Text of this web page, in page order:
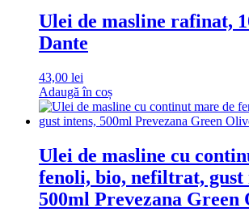
Ulei de masline rafinat,
Dante
43,00 lei
Adaugă în coș
Ulei de masline cu
fenoli, bio, nefiltrat, gust
500ml Prevezana Green